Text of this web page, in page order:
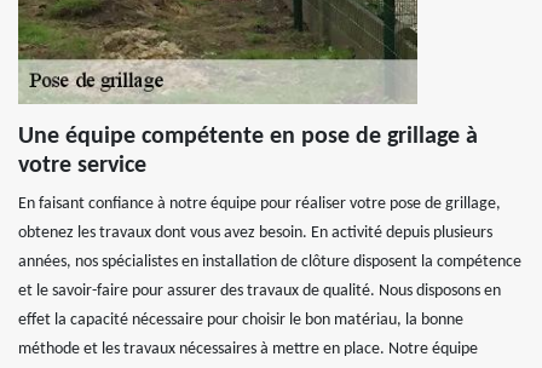
Une équipe compétente en pose de grillage à
votre service
En faisant confiance à notre équipe pour réaliser votre pose de grillage,
obtenez les travaux dont vous avez besoin. En activité depuis plusieurs
années, nos spécialistes en installation de clôture disposent la compétence
et le savoir-faire pour assurer des travaux de qualité. Nous disposons en
effet la capacité nécessaire pour choisir le bon matériau, la bonne
méthode et les travaux nécessaires à mettre en place. Notre équipe